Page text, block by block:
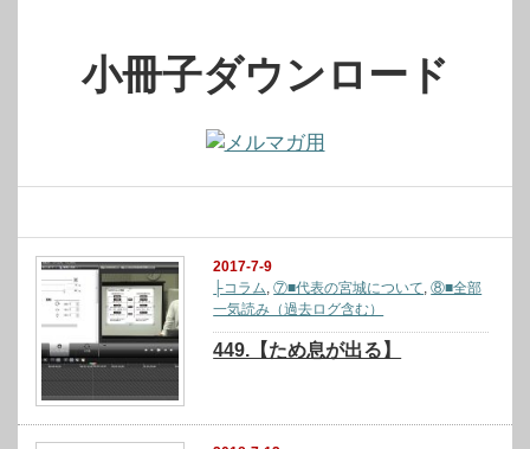
小冊子ダウンロード
2017-7-9
├コラム,⑦■代表の宮城について,⑧■全部
一気読み（過去ログ含む）
449.【ため息が出る】